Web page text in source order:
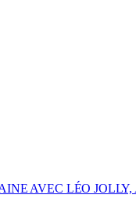
AVEC LÉO JOLLY,